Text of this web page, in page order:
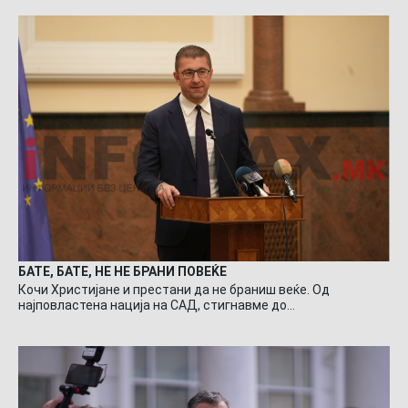
БАТЕ, БАТЕ, НЕ НЕ БРАНИ ПОВЕЌЕ
Кочи Христијане и престани да не браниш веќе. Од
најповластена нација на САД, стигнавме до…